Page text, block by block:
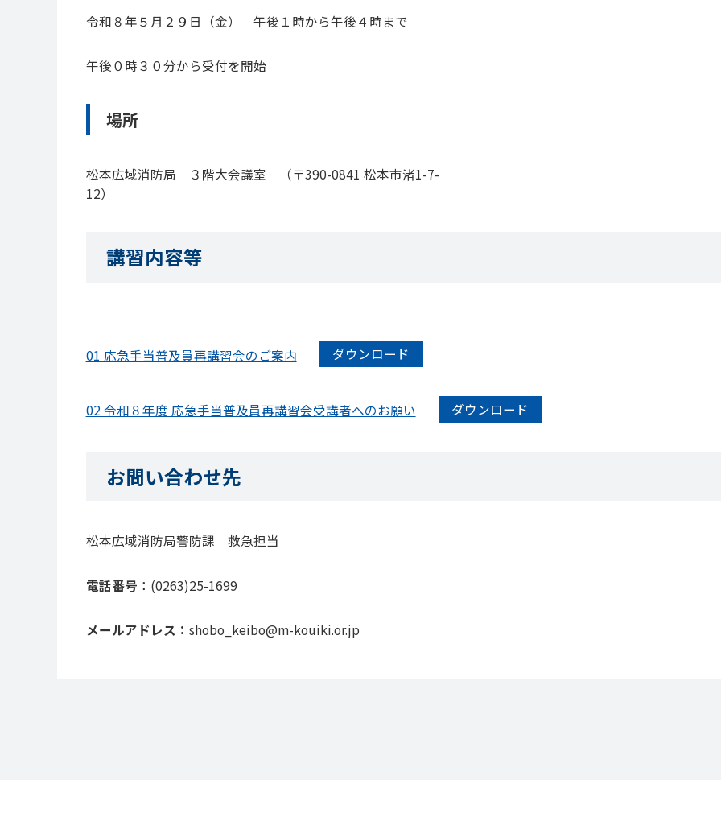
令和８年５月２９日（金） 午後１時から午後４時まで
午後０時３０分から受付を開始
場所
松本広域消防局 ３階大会議室 （〒390-0841 松本市渚1-7-
12
講習内容等
01 応急手当普及員再講習会のご案内 ダウンロード
02 令和８年度 応急手当普及員再講習会受講者へのお願い ダウンロード
お問い合わせ先
松本広域消防局警防課 救急担当
電話番号 ：(0263)25-1699
メールアドレス： shobo_keibo@m-kouiki.or.jp